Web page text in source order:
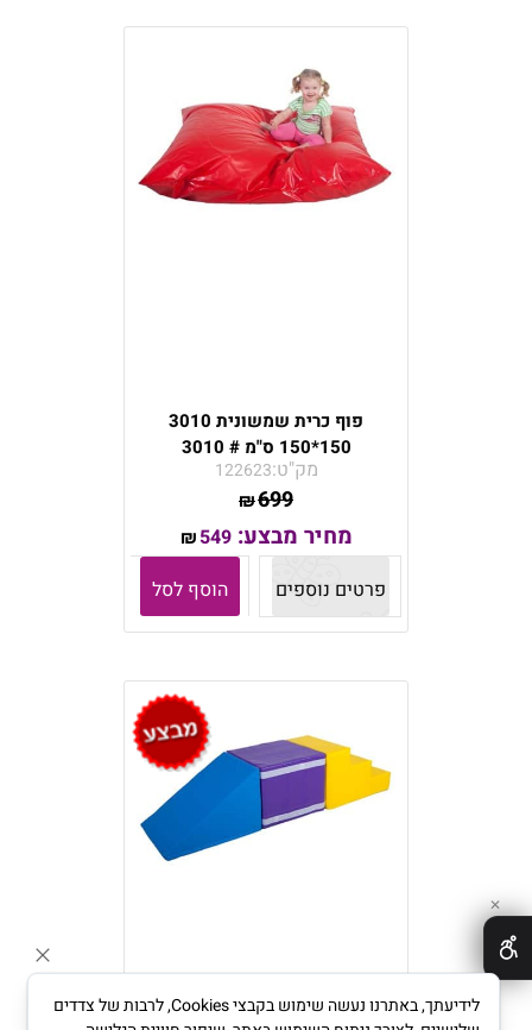
פוף כרית שמשונית 3010
150*150 ס"מ # 3010
מק"ט:122623
₪699
מחיר מבצע: ₪549
פרטים נוספים
הוסף לסל
✕
לידיעתך, באתרנו נעשה שימוש בקבצי Cookies, לרבות של צדדים